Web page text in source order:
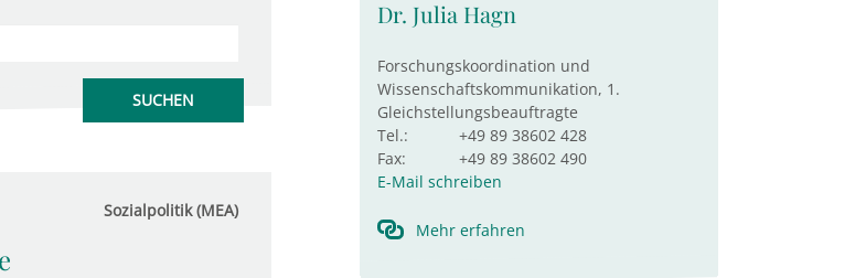
Sozialpolitik (MEA)
Dr. Julia Hagn
Forschungskoordination und
Wissenschaftskommunikation, 1.
Gleichstellungsbeauftragte
Tel.:
+49 89 38602 428
Fax:
+49 89 38602 490
E-Mail schreiben
Mehr erfahren